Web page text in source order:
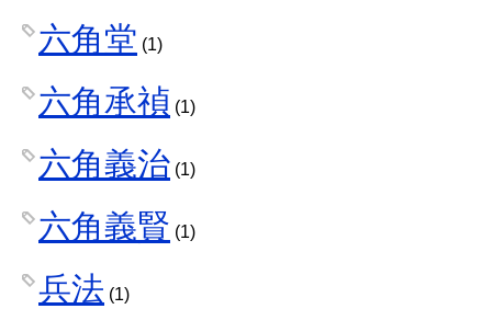
六角堂 (1)
六角承禎 (1)
六角義治 (1)
六角義賢 (1)
兵法 (1)